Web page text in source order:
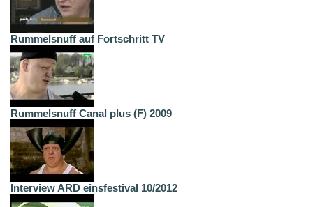
Rummelsnuff auf Fortschritt TV
Rummelsnuff Canal plus (F) 2009
Interview ARD einsfestival 10/2012